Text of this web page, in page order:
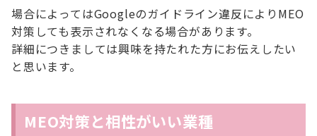
場合によってはGoogleのガイドライン違反によりMEO
対策しても表示されなくなる場合があります。
詳細につきましては興味を持たれた方にお伝えしたい
と思います。
MEO対策と相性がいい業種